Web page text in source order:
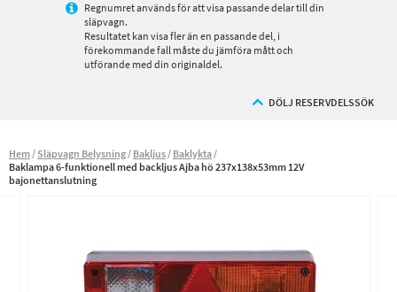
Regnumret används för att visa passande delar till din
släpvagn.
Resultatet kan visa fler än en passande del, i
förekommande fall måste du jämföra mått och
utförande med din originaldel.
DÖLJ RESERVDELSSÖK
Hem Släpvagn Belysning Bakljus Baklykta
Baklampa 6-funktionell med backljus Ajba hö 237x138x53mm 12V
bajonettanslutning